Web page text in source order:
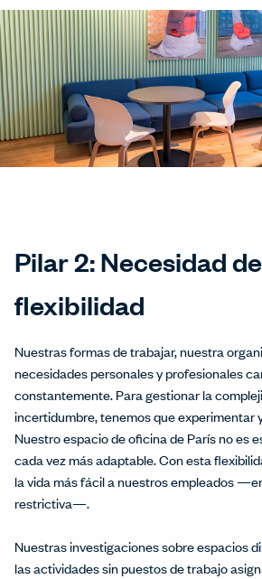
Pilar 2: Necesidad de
flexibilidad
Nuestras formas de trabajar, nuestra
necesidades personales y profesionales
constantemente. Para gestionar la
incertidumbre, tenemos que experimentar
Nuestro espacio de oficina de París no es
cada vez más adaptable. Con esta
la vida más fácil a nuestros empleados
restrictiva—.
Nuestras investigaciones sobre espacios
las actividades sin puestos de trabajo